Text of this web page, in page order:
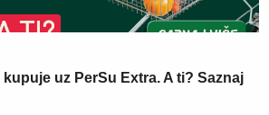
uz PerSu Extra. A ti? Saznaj